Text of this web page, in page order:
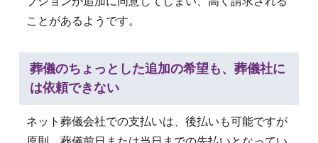
ことがあるようです。
葬儀のちょっとした追加の希望も、葬儀社に
は依頼できない
ネット葬儀会社での支払いは、後払いも可能ですが